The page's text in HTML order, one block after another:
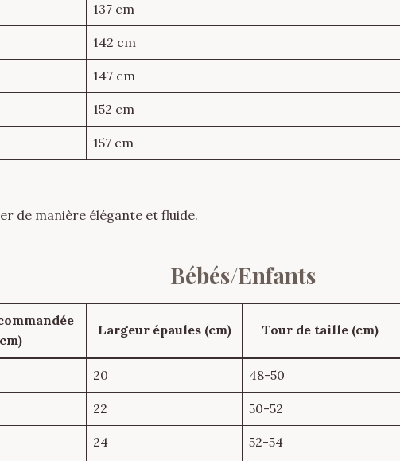
137 cm
142 cm
147 cm
152 cm
157 cm
de manière élégante et fluide.
Bébés/Enfants
Largeur épaules (cm) Tour de taille (cm)
20 48-50
22 50-52
24 52-54